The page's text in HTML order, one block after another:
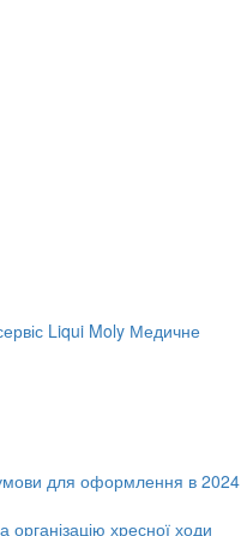
Liqui Moly Медичне
для оформлення в 2024
хресної ходи